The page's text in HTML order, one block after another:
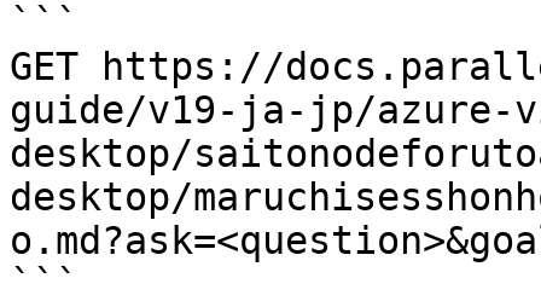
```
GET https://
guide/v19-ja-jp/
desktop/
desktop/
```